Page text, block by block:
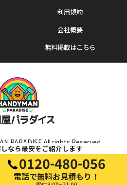
利用規約
会社概要
無料掲載はこちら
PARADISE All rights Reserved.
なら最安をご紹介します
0120-480-056
電話で無料お見積もり！